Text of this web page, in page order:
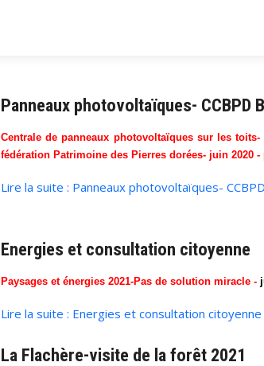
Panneaux photovoltaïques- CCBPD
Centrale de panneaux photovoltaïques sur les
fédération Patrimoine des Pierres dorées- juin 2020 -
Lire la suite : Panneaux photovoltaïques-
Energies et consultation citoyenne
Paysages et énergies 2021-Pas de solution miracle -
Lire la suite : Energies et consultation citoyenne
La Flachère-visite de la forêt 2021